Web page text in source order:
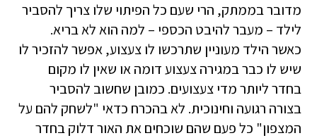
מדובר בממתק, הרי שעם כל הפיתוי שלו צריך להסביר
לילד – מעבר להיבט הכספי – למה הוא לא בריא.
כאשר הילד מעוניין שתרכשו לו צעצוע, אפשר להזכיר לו
שיש לו כבר במגירה צעצוע דומה או שאין לו מקום
בחדר ליותר מדי צעצועים. כמובן שחשוב להסביר
בצורה רגועה וחינוכית. לא בהכרח כדאי "לשחק להם על
המצפון" כל פעם שהם שוכחים את האור דלוק בחדר